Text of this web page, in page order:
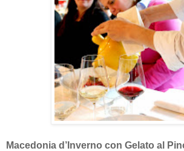
Macedonia d’Inverno con Gelato al